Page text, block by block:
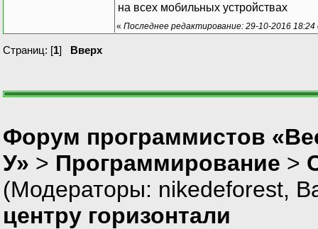
на всех мобильных устройствах
« Последнее редактирование: 29-10-2016
Страниц: [1] Вверх
Форум программистов
У» > Программирование >
(Модераторы: nikedeforest,
центру горизонтали